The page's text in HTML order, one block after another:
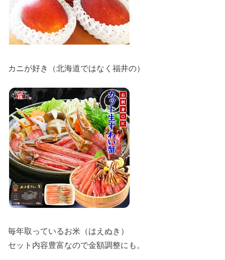
カニが好き（北海道ではなく福井の）
毎年取っているお米（はえぬき）
セット内容豊富なので金額調整にも。